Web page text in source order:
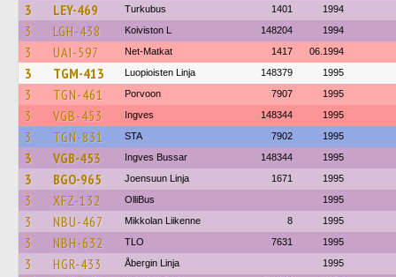
3 LEY-469 Turkubus 1401 1994
3 LGH-438 Koiviston L 148204 1994
3 UAI-597 Net-Matkat 1417 06.1994
3 TGM-413 Luopioisten Linja 148379 1995
3 TGN-461 Porvoon 7907 1995
3 VGB-453 Ingves 148344 1995
3 TGN-831 STA 7902 1995
3 VGB-453 Ingves Bussar 148344 1995
3 BGO-965 Joensuun Linja 1671 1995
3 XFZ-132 OlliBus 1995
3 NBU-467 Mikkolan Liikenne 8 1995
3 NBH-632 TLO 7631 1995
3 HGR-433 Åbergin Linja 1995